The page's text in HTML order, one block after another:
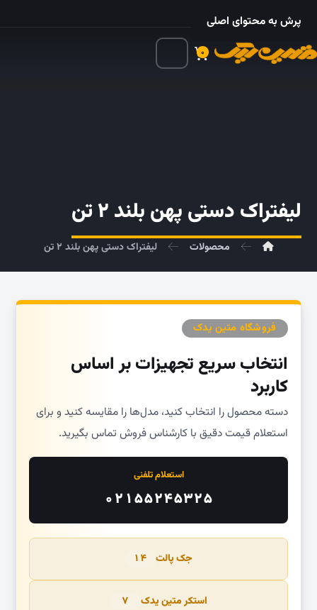
۰۲۱ – ۵۵۲۴ ۵۳۲۵
۰
پرش به محتوای اصلی
لیفتراک دستی پهن بلند ۲ تن
محصولات لیفتراک دستی پهن بلند ۲ تن
فروشگاه متین یدک
انتخاب سریع تجهیزات بر اساس
کاربرد
دسته محصول را انتخاب کنید، مدل‌ها را مقایسه کنید و برای
استعلام قیمت دقیق با کارشناس فروش تماس بگیرید.
استعلام تلفنی
۰۲۱۵۵۲۴۵۳۲۵
جک پالت ۱۴
استکر متین یدک ۷